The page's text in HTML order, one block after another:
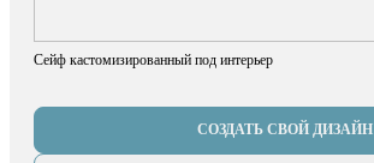
Сейф кастомизированный под интерьер
СОЗДАТЬ СВОЙ ДИЗАЙН